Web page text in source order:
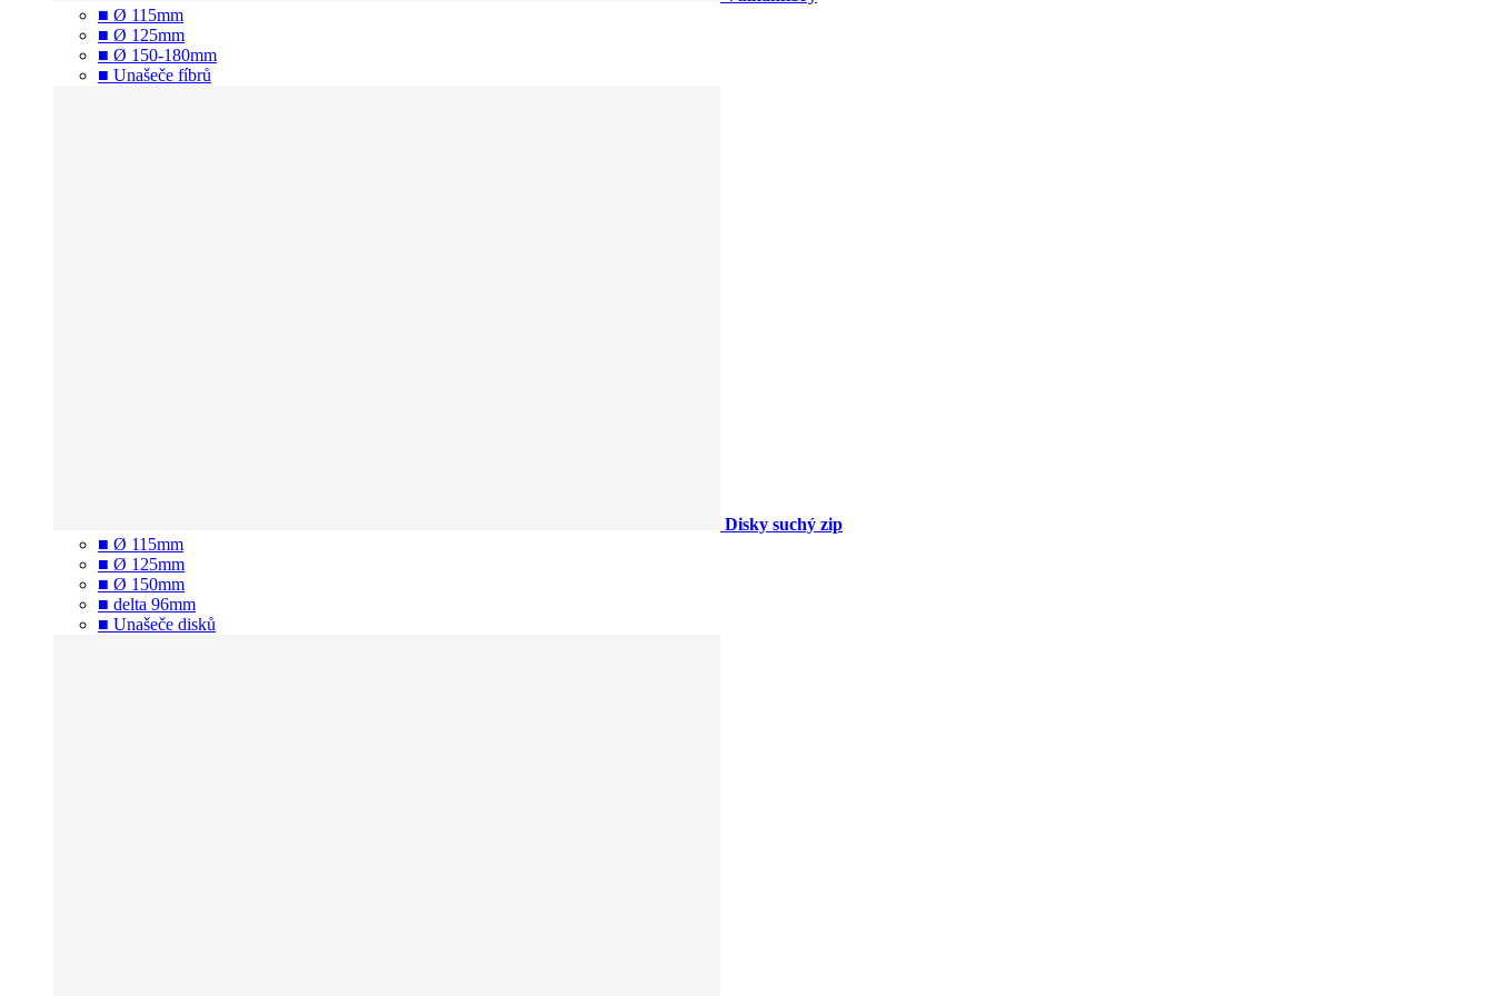
■ Ø 115mm
■ Ø 125mm
■ Ø 150-180mm
■ Unašeče fíbrů
Disky suchý zip
■ Ø 115mm
■ Ø 125mm
■ Ø 150mm
■ delta 96mm
■ Unašeče disků